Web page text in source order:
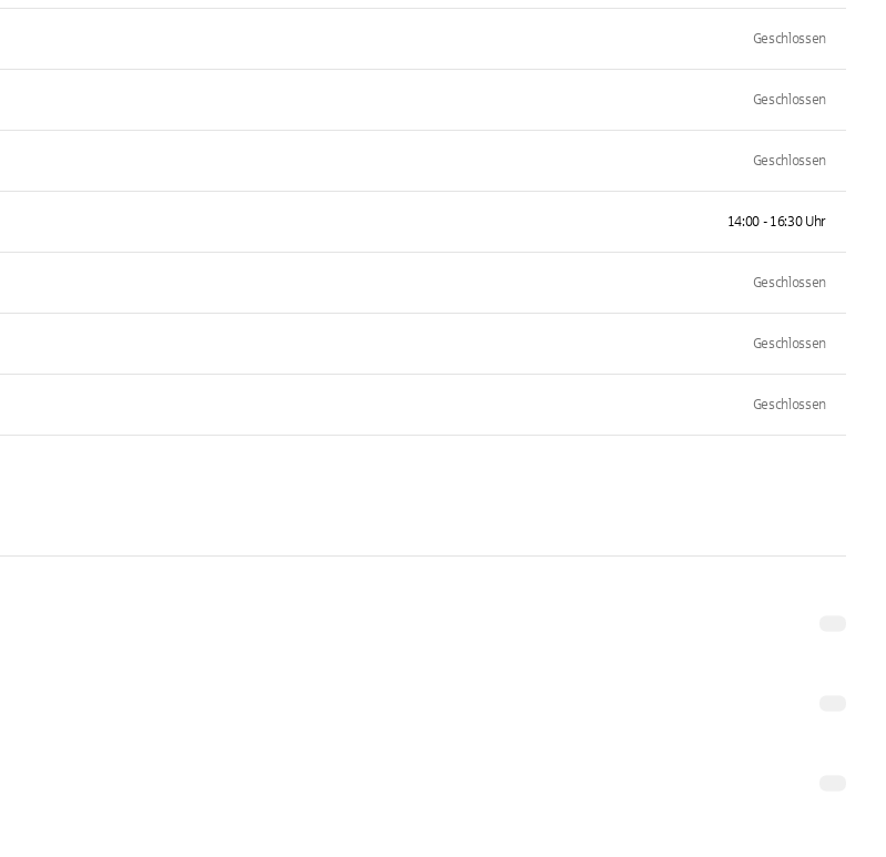
Geschlossen
Geschlossen
Geschlossen
14:00 - 16:30 Uhr
Geschlossen
Geschlossen
Geschlossen